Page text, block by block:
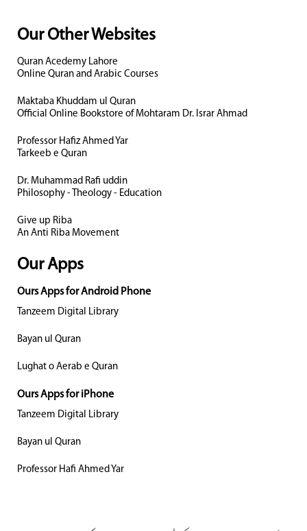
Our Other Websites
Quran Acedemy Lahore
Online Quran and Arabic Courses
Maktaba Khuddam ul Quran
Official Online Bookstore of Mohtaram Dr. Israr Ahmad
Professor Hafiz Ahmed Yar
Tarkeeb e Quran
Dr. Muhammad Rafi uddin
Philosophy - Theology - Education
Give up Riba
An Anti Riba Movement
Our Apps
Ours Apps for Android Phone
Tanzeem Digital Library
Bayan ul Quran
Lughat o Aerab e Quran
Ours Apps for iPhone
Tanzeem Digital Library
Bayan ul Quran
Professor Hafi Ahmed Yar